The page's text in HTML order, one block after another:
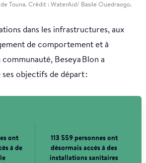
Touna. Crédit : WaterAid/ Basile Ouedraogo.
dans les infrastructures, aux
de comportement et à
communauté, Beseya Blon a
ses objectifs de départ :
ont
à de
113 559 personnes ont
désormais accès à des
installations sanitaires